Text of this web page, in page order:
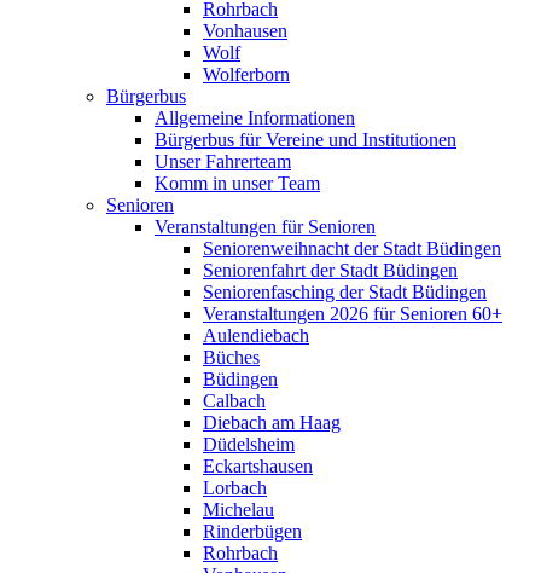
Rohrbach
Vonhausen
Wolf
Wolferborn
Bürgerbus
Allgemeine Informationen
Bürgerbus für Vereine und Institutionen
Unser Fahrerteam
Komm in unser Team
Senioren
Veranstaltungen für Senioren
Seniorenweihnacht der Stadt Büdingen
Seniorenfahrt der Stadt Büdingen
Seniorenfasching der Stadt Büdingen
Veranstaltungen 2026 für Senioren 60+
Aulendiebach
Büches
Büdingen
Calbach
Diebach am Haag
Düdelsheim
Eckartshausen
Lorbach
Michelau
Rinderbügen
Rohrbach